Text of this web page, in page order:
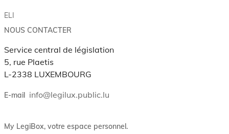
ELI
NOUS CONTACTER
Service central de législation
5, rue Plaetis
L-2338 LUXEMBOURG
E-mail info@legilux.public.lu
My LegiBox, votre espace personnel.